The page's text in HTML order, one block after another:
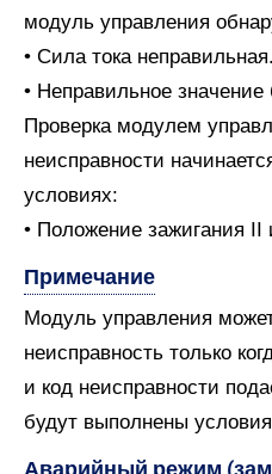
модуль управления
• Сила тока неправильная.
• Неправильное значение
Проверка модулем
неисправности
условиях:
• Положение зажигания II
Примечание
Модуль управления
неисправность только
и код неисправности
будут выполнены
Аварийный режим